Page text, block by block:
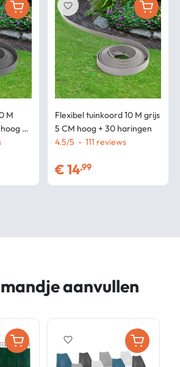
M
+
Flexibel tuinkoord 10 M grijs
5 CM hoog + 30 haringen
4.5/5 - 111
€14,99
favorite_border
aanvullen
favorite_border